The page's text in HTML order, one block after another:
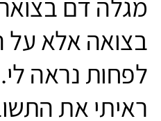
מגלה דם
בצואה אלא על
לפחות נראה
ראיתי את